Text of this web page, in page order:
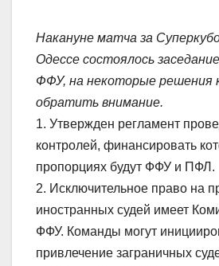
Накануне матча за
Одессе состоялось
ФФУ, на некоторые решения
обратить внимание.
1. Утвержден регламент
контролей, финансировать
пропорциях будут ФФУ и ПФЛ.
2. Исключительное право на
иностранных судей имеет
ФФУ. Команды могут
привлечение заграничных